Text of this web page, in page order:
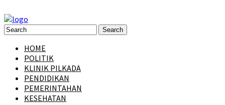
HOME
POLITIK
KLINIK PILKADA
PENDIDIKAN
PEMERINTAHAN
KESEHATAN